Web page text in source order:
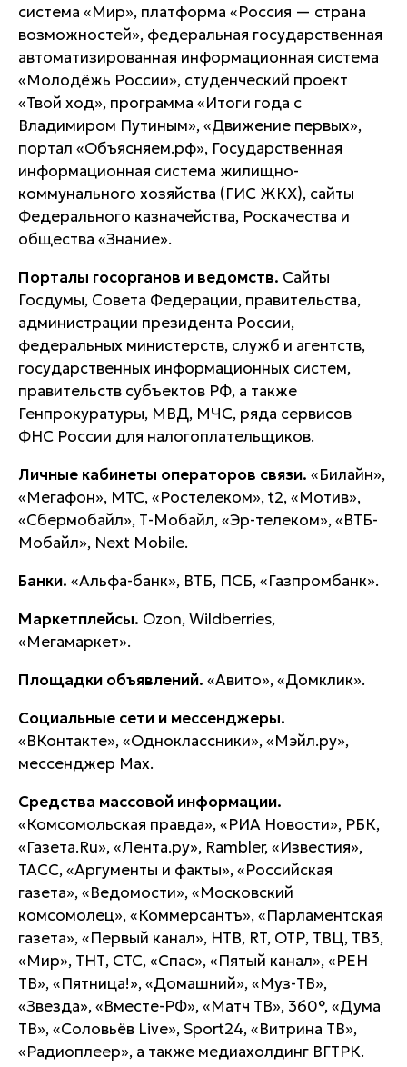
система «Мир», платформа «Россия — страна
возможностей», федеральная государственная
автоматизированная информационная система
«Молодёжь России», студенческий проект
«Твой ход», программа «Итоги года с
Владимиром Путиным», «Движение первых»,
портал «Объясняем.рф», Государственная
информационная система жилищно-
коммунального хозяйства (ГИС ЖКХ), сайты
Федерального казначейства, Роскачества и
общества «Знание».
Порталы госорганов и ведомств. Сайты
Госдумы, Совета Федерации, правительства,
администрации президента России,
федеральных министерств, служб и агентств,
государственных информационных систем,
правительств субъектов РФ, а также
Генпрокуратуры, МВД, МЧС, ряда сервисов
ФНС России для налогоплательщиков.
Личные кабинеты операторов связи. «Билайн»,
«Мегафон», МТС, «Ростелеком», t2, «Мотив»,
«Сбермобайл», Т-Мобайл, «Эр-телеком», «ВТБ-
Мобайл», Next Mobile.
Банки. «Альфа-банк», ВТБ, ПСБ, «Газпромбанк».
Маркетплейсы. Ozon, Wildberries,
«Мегамаркет».
Площадки объявлений. «Авито», «Домклик».
Социальные сети и мессенджеры.
«ВКонтакте», «Одноклассники», «Мэйл.ру»,
мессенджер Max.
Средства массовой информации.
«Комсомольская правда», «РИА Новости», РБК,
«Газета.Ru», «Лента.ру», Rambler, «Известия»,
ТАСС, «Аргументы и факты», «Российская
газета», «Ведомости», «Московский
комсомолец», «Коммерсантъ», «Парламентская
газета», «Первый канал», НТВ, RT, ОТР, ТВЦ, ТВ3,
«Мир», ТНТ, СТС, «Спас», «Пятый канал», «РЕН
ТВ», «Пятница!», «Домашний», «Муз-ТВ»,
«Звезда», «Вместе-РФ», «Матч ТВ», 360°, «Дума
ТВ», «Соловьёв Live», Sport24, «Витрина ТВ»,
«Радиоплеер», а также медиахолдинг ВГТРК.